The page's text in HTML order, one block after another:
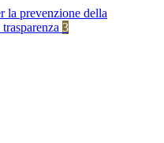
la prevenzione della
3